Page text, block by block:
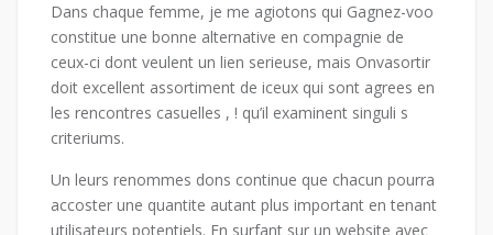
Dans chaque femme, je me agiotons qui Gagnez-voo
constitue une bonne alternative en compagnie de
ceux-ci dont veulent un lien serieuse, mais Onvasortir
doit excellent assortiment de iceux qui sont agrees en
les rencontres casuelles , ! qu’il examinent singuli s
criteriums.
Un leurs renommes dons continue que chacun pourra
accoster une quantite autant plus important en tenant
utilisateurs potentiels. En surfant sur un website avec